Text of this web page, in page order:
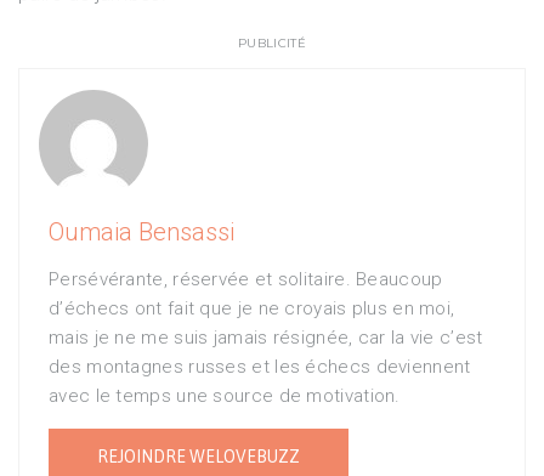
PUBLICITÉ
Oumaia Bensassi
Persévérante, réservée et solitaire. Beaucoup
d’échecs ont fait que je ne croyais plus en moi,
mais je ne me suis jamais résignée, car la vie c’est
des montagnes russes et les échecs deviennent
avec le temps une source de motivation.
REJOINDRE WELOVEBUZZ